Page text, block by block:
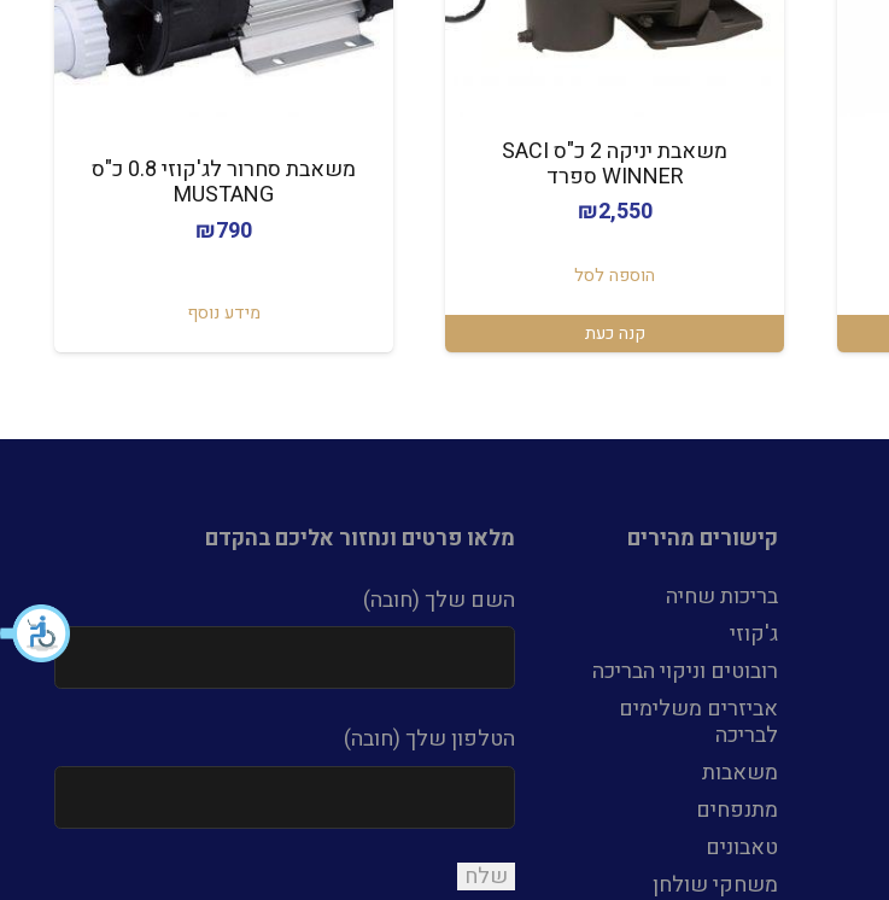
משאבת יניקה 2 כ"ס SACI
WINNER ספרד
₪2,550
הוספה לסל
קנה כעת
משאבת סחרור לג'קוזי 0.8 כ"ס
MUSTANG
₪790
מידע נוסף
קישורים מהירים
בריכות שחיה
ג'קוזי
רובוטים וניקוי הבריכה
אביזרים משלימים
לבריכה
משאבות
מתנפחים
טאבונים
משחקי שולחן
מלאו פרטים ונחזור אליכם בהקדם
השם שלך (חובה)
הטלפון שלך (חובה)